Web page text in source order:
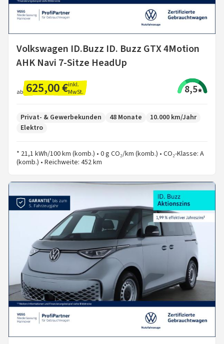
Volkswagen ID.Buzz ID. Buzz GTX 4Motion
AHK Navi 7-Sitze HeadUp
ab 625,00 €inkl.
MwSt.
8,5
Privat- & Gewerbekunden 48 Monate
10.000 km/Jahr
Elektro
* 21,1 kWh/100 km (komb.) • 0 g CO₂/km (komb.) • CO₂-Klasse: A
(komb.) • Reichweite: 452 km